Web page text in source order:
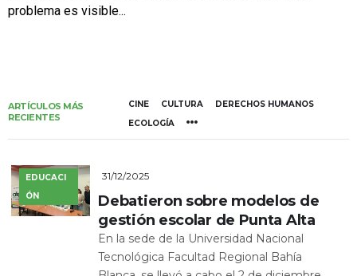
problema es visible...
ARTÍCULOS MÁS
RECIENTES
CINE CULTURA
DERECHOS HUMANOS
ECOLOGÍA
EDUCACI
ÓN
31/12/2025
Debatieron sobre modelos de
gestión escolar de Punta Alta
En la sede de la Universidad Nacional
Tecnológica Facultad Regional Bahía